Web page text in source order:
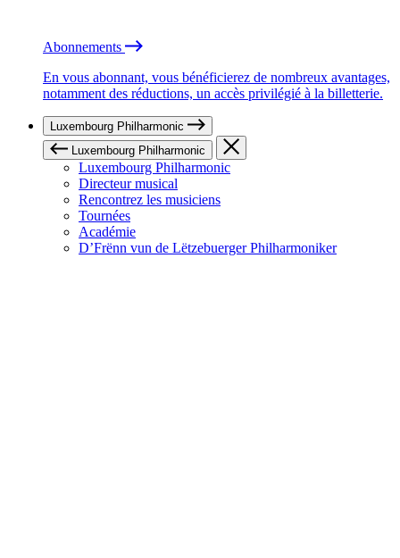
Abonnements
En vous abonnant, vous bénéficierez de nombreux avantages,
notamment des réductions, un accès privilégié à la billetterie.
Luxembourg Philharmonic
Luxembourg Philharmonic
Luxembourg Philharmonic
Directeur musical
Rencontrez les musiciens
Tournées
Académie
D’Frënn vun de Lëtzebuerger Philharmoniker